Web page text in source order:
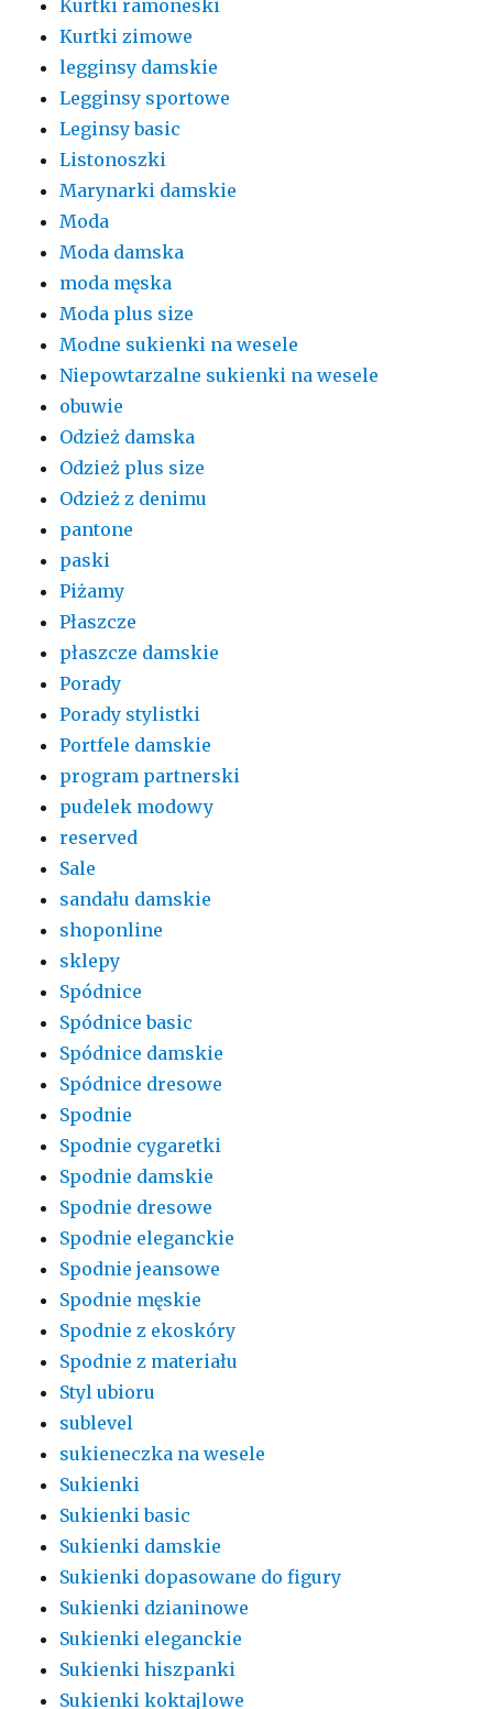
Kurtki ramoneski
Kurtki zimowe
legginsy damskie
Legginsy sportowe
Leginsy basic
Listonoszki
Marynarki damskie
Moda
Moda damska
moda męska
Moda plus size
Modne sukienki na wesele
Niepowtarzalne sukienki na wesele
obuwie
Odzież damska
Odzież plus size
Odzież z denimu
pantone
paski
Piżamy
Płaszcze
płaszcze damskie
Porady
Porady stylistki
Portfele damskie
program partnerski
pudelek modowy
reserved
Sale
sandału damskie
shoponline
sklepy
Spódnice
Spódnice basic
Spódnice damskie
Spódnice dresowe
Spodnie
Spodnie cygaretki
Spodnie damskie
Spodnie dresowe
Spodnie eleganckie
Spodnie jeansowe
Spodnie męskie
Spodnie z ekoskóry
Spodnie z materiału
Styl ubioru
sublevel
sukieneczka na wesele
Sukienki
Sukienki basic
Sukienki damskie
Sukienki dopasowane do figury
Sukienki dzianinowe
Sukienki eleganckie
Sukienki hiszpanki
Sukienki koktajlowe